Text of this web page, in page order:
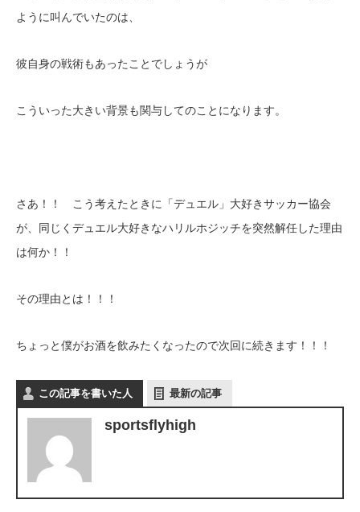
ように叫んでいたのは、
彼自身の戦術もあったことでしょうが
こういった大きい背景も関与してのことになります。
さあ！！ こう考えたときに「デュエル」大好きサッカー協会
が、同じくデュエル大好きなハリルホジッチを突然解任した理由
は何か！！
その理由とは！！！
ちょっと僕がお酒を飲みたくなったので次回に続きます！！！
この記事を書いた人 最新の記事
sportsflyhigh